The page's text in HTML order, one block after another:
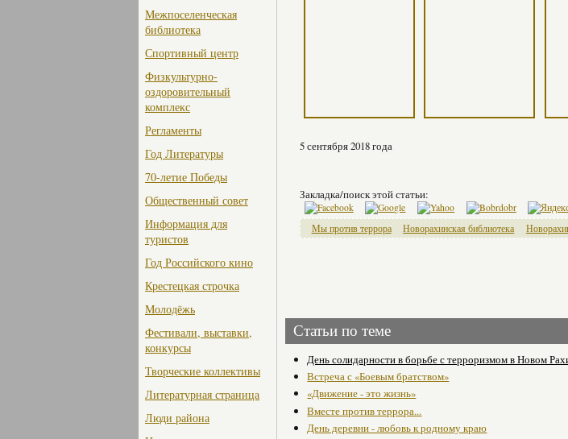
Межпоселенческая
библиотека
Спортивный центр
Физкультурно-
оздоровительный
комплекс
Регламенты
Год Литературы
70-летие Победы
Общественный совет
Информация для
туристов
Год Российского кино
Крестецкая строчка
Молодёжь
Фестивали, выставки,
конкурсы
Творческие коллективы
Литературная страница
Люди района
5 сентября 2018 года
Закладка/поиск этой статьи:
Мы против террора Новорахинская библиотека
Статьи по теме
День солидарности в борьбе с терроризмом в Новом
Встреча с «Боевым братством»
«Движение - это жизнь»
Вместе против террора...
День деревни - любовь к родному краю